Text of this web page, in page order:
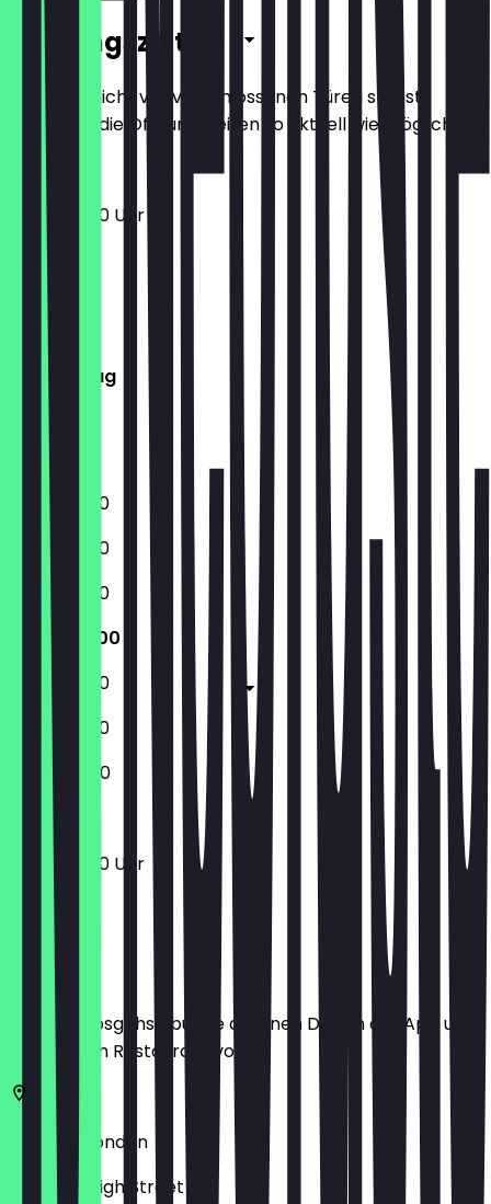
Öffnungszeiten
Damit du nicht vor verschlossenen Türen stehst,
halten wir die Öffnungszeiten so aktuell wie möglich.
10:00 - 19:00 Uhr
Montag
Dienstag
Mittwoch
Donnerstag
Freitag
Samstag
Sonntag
10:00 - 19:00
10:00 - 19:00
10:00 - 19:00
10:00 - 19:00
10:00 - 19:00
10:00 - 19:00
10:00 - 18:00
10:00 - 19:00 Uhr
Bevor du losgehst, buche dir einen Deal in der App und
zeige ihn im Restaurant vor.
NW1 7JN
London
Camden High Street 99